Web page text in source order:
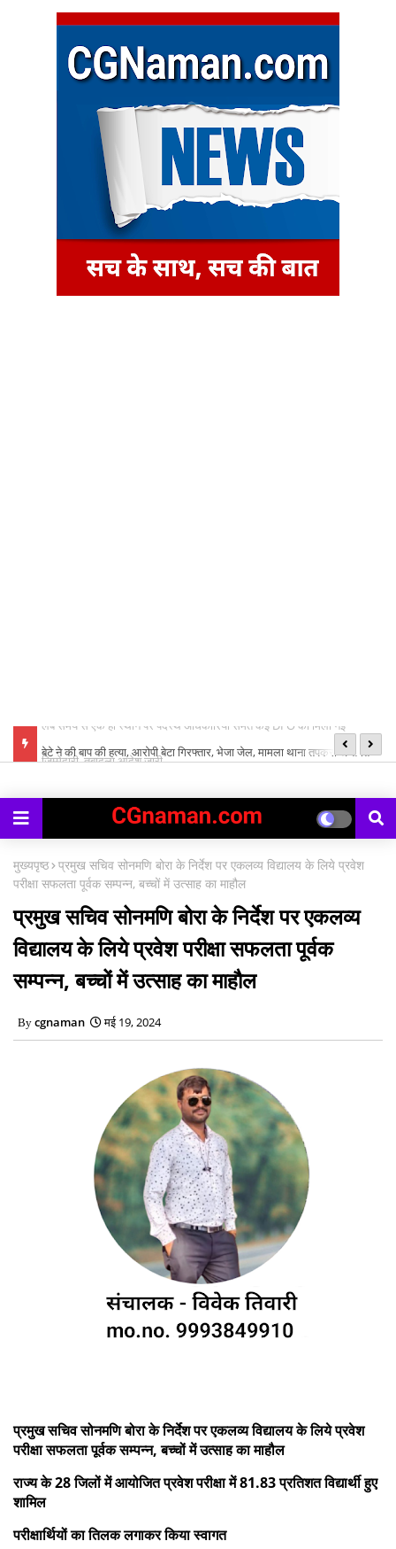
बेटे ने की बाप की हत्या, आरोपी बेटा गिरफ्तार, भेजा जेल, मामला थाना तपकरा अन्तर्गत
मुख्यपृष्ठ प्रमुख सचिव सोनमणि बोरा के निर्देश पर एकलव्य विद्यालय के लिये प्रवेश
परीक्षा सफलता पूर्वक सम्पन्न, बच्चों में उत्साह का माहौल
प्रमुख सचिव सोनमणि बोरा के निर्देश पर एकलव्य
विद्यालय के लिये प्रवेश परीक्षा सफलता पूर्वक
सम्पन्न, बच्चों में उत्साह का माहौल
cgnaman मई 19, 2024
प्रमुख सचिव सोनमणि बोरा के निर्देश पर एकलव्य विद्यालय के लिये प्रवेश
परीक्षा सफलता पूर्वक सम्पन्न, बच्चों में उत्साह का माहौल
राज्य के 28 जिलों में आयोजित प्रवेश परीक्षा में 81.83 प्रतिशत विद्यार्थी हुए
शामिल
परीक्षार्थियों का तिलक लगाकर किया स्वागत